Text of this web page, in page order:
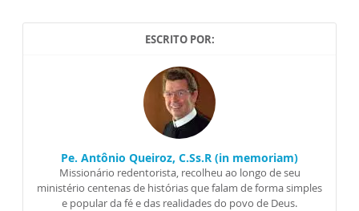
ESCRITO POR:
Pe. Antônio Queiroz, C.Ss.R (in memoriam)
Missionário redentorista, recolheu ao longo de seu
ministério centenas de histórias que falam de forma simples
e popular da fé e das realidades do povo de Deus.